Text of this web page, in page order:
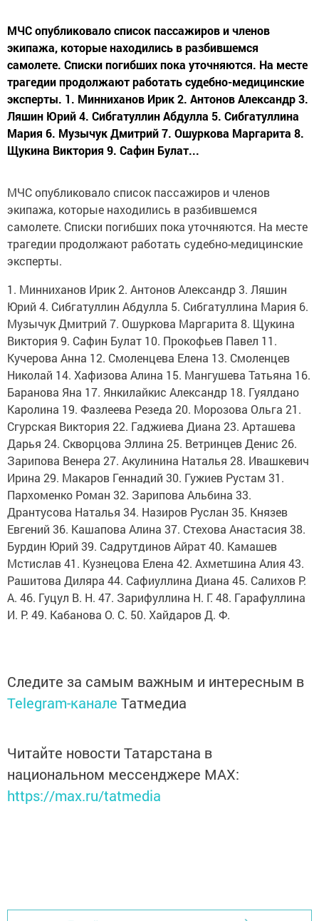
МЧС опубликовало список пассажиров и членов
экипажа, которые находились в разбившемся
самолете. Списки погибших пока уточняются. На месте
трагедии продолжают работать судебно-медицинские
эксперты. 1. Минниханов Ирик 2. Антонов Александр 3.
Ляшин Юрий 4. Сибгатуллин Абдулла 5. Сибгатуллина
Мария 6. Музычук Дмитрий 7. Ошуркова Маргарита 8.
Щукина Виктория 9. Сафин Булат...
МЧС опубликовало список пассажиров и членов
экипажа, которые находились в разбившемся
самолете. Списки погибших пока уточняются. На месте
трагедии продолжают работать судебно-медицинские
эксперты.
1. Минниханов Ирик 2. Антонов Александр 3. Ляшин
Юрий 4. Сибгатуллин Абдулла 5. Сибгатуллина Мария 6.
Музычук Дмитрий 7. Ошуркова Маргарита 8. Щукина
Виктория 9. Сафин Булат 10. Прокофьев Павел 11.
Кучерова Анна 12. Смоленцева Елена 13. Смоленцев
Николай 14. Хафизова Алина 15. Мангушева Татьяна 16.
Баранова Яна 17. Янкилайкис Александр 18. Гуялдано
Каролина 19. Фазлеева Резеда 20. Морозова Ольга 21.
Сгурская Виктория 22. Гаджиева Диана 23. Арташева
Дарья 24. Скворцова Эллина 25. Ветринцев Денис 26.
Зарипова Венера 27. Акулинина Наталья 28. Ивашкевич
Ирина 29. Макаров Геннадий 30. Гужиев Рустам 31.
Пархоменко Роман 32. Зарипова Альбина 33.
Дрантусова Наталья 34. Назиров Руслан 35. Князев
Евгений 36. Кашапова Алина 37. Стехова Анастасия 38.
Бурдин Юрий 39. Садрутдинов Айрат 40. Камашев
Мстислав 41. Кузнецова Елена 42. Ахметшина Алия 43.
Рашитова Диляра 44. Сафиуллина Диана 45. Салихов Р.
А. 46. Гуцул В. Н. 47. Зарифуллина Н. Г. 48. Гарафуллина
И. Р. 49. Кабанова О. С. 50. Хайдаров Д. Ф.
Следите за самым важным и интересным в
Telegram-канале Татмедиа
Читайте новости Татарстана в
национальном мессенджере MАХ:
https://max.ru/tatmedia